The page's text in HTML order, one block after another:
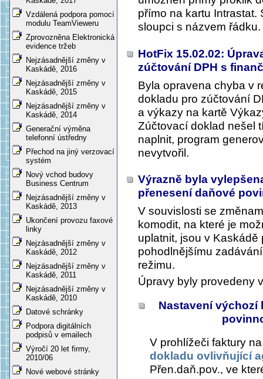
Vzdálená podpora pomocí
modulu TeamVieweru
Zprovozněna Elektronická
evidence tržeb
Nejzásadnější změny v
Kaskádě, 2016
Nejzásadnější změny v
Kaskádě, 2015
Nejzásadnější změny v
Kaskádě, 2014
Generační výměna
telefonní ústředny
Přechod na jiný verzovací
systém
Nový vchod budovy
Business Centrum
Nejzásadnější změny v
Kaskádě, 2013
Ukončení provozu faxové
linky
Nejzásadnější změny v
Kaskádě, 2012
Nejzásadnější změny v
Kaskádě, 2011
Nejzásadnější změny v
Kaskádě, 2010
Datové schránky
Podpora digitálních
podpisů v emailech
Výročí 20 let firmy,
2010/06
Nové webové stránky
přímo na kartu Intrastat.
sloupci s názvem
HotFix 15.02.02:
zúčtování DPH s
Byla opravena chyba v
dokladu pro zúčtování
a výkazy na kartě
Zúčtovací doklad nešel
naplnit, program
nevytvořil.
Výrazně byla
přenesení daňové
V souvislosti se
komodit, na které je
uplatnit, jsou v
pohodlnějšímu
režimu.
Úpravy byly provedeny
Nastavení výchozí
V prohlížeči faktury
dokladu ovlivňující
Přen.daň.pov., ve